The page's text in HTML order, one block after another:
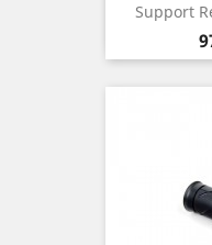
Support